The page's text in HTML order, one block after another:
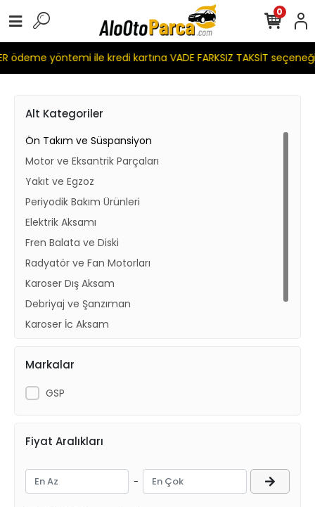
ödeme yöntemi ile kredi kartına VADE FARKSIZ TAKSİT
0
Alt Kategoriler
Ön Takım ve Süspansiyon
Motor ve Eksantrik Parçaları
Yakıt ve Egzoz
Periyodik Bakım Ürünleri
Elektrik Aksamı
Fren Balata ve Diski
Radyatör ve Fan Motorları
Karoser Dış Aksam
Debriyaj ve Şanzıman
Karoser İç Aksam
Markalar
GSP
Fiyat Aralıkları
-